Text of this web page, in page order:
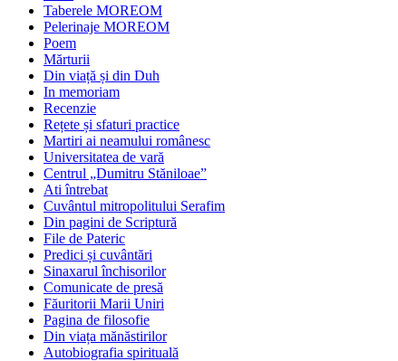
Taberele MOREOM
Pelerinaje MOREOM
Poem
Mărturii
Din viață și din Duh
In memoriam
Recenzie
Rețete și sfaturi practice
Martiri ai neamului românesc
Universitatea de vară
Centrul „Dumitru Stăniloae”
Ati întrebat
Cuvântul mitropolitului Serafim
Din pagini de Scriptură
File de Pateric
Predici și cuvântări
Sinaxarul închisorilor
Comunicate de presă
Făuritorii Marii Uniri
Pagina de filosofie
Din viața mănăstirilor
Autobiografia spirituală